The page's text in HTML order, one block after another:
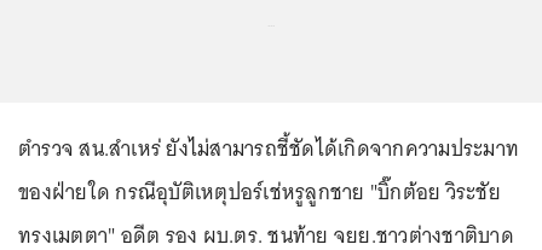
ตำรวจ สน.สำเหร่ ยังไม่สามารถชี้ชัดได้เกิดจากความประมาท
ของฝ่ายใด กรณีอุบัติเหตุปอร์เช่หรูลูกชาย "บิ๊กต้อย วิระชัย
ทรงเมตตา" อดีต รอง ผบ.ตร. ชนท้าย จยย.ชาวต่างชาติบาด